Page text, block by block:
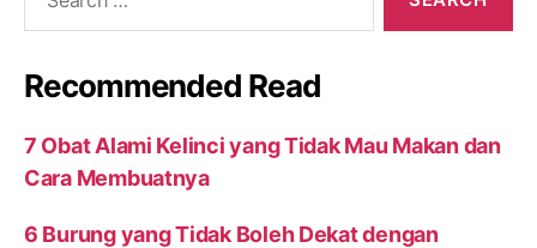
Recommended Read
7 Obat Alami Kelinci yang Tidak Mau Makan dan
Cara Membuatnya
6 Burung yang Tidak Boleh Dekat dengan